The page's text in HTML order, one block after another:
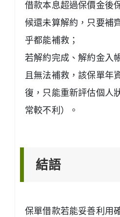
借款本息超過保價金後
候還未算解約，只要補
乎都能補救；
若解約完成、解約金入
且無法補救，該保單年
復，只能重新評估個人
常較不利）。
結語
保單借款若能妥善利用